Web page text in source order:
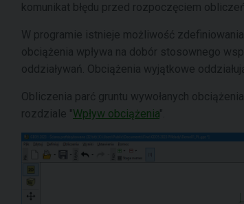
komunikat błędu przed rozpoczęciem obliczeń.
W programie istnieje możliwość
obciążenia wpływa na dobór stosownego
oddziaływań. Obciążenia wyjątkowe
Obliczenia parć gruntu wywołanych
rozdziale "Wpływ obciążenia".